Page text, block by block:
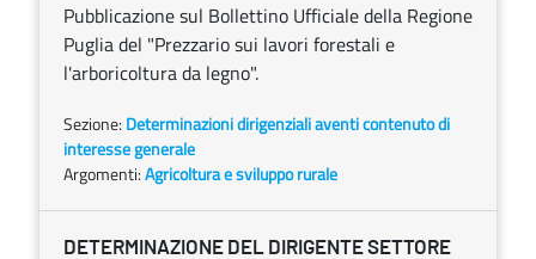
Pubblicazione sul Bollettino Ufficiale della Regione
Puglia del "Prezzario sui lavori forestali e
l'arboricoltura da legno".
Sezione: Determinazioni dirigenziali aventi contenuto di
interesse generale
Argomenti:Agricoltura e sviluppo rurale
DETERMINAZIONE DEL DIRIGENTE SETTORE